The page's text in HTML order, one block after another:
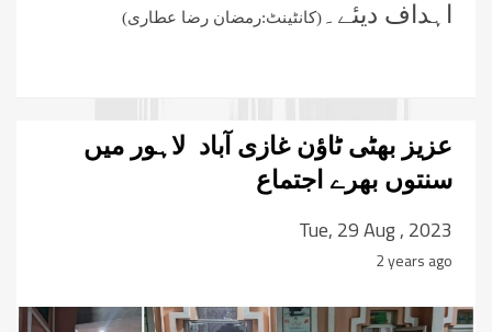
اہداف دیئے۔ (کانٹینٹ:رمضان رضا عطاری)
عزیز بھٹی ٹاؤن غازی آباد لاہور میں
سنتوں بھرے اجتماع
Tue, 29 Aug , 2023
2 years ago